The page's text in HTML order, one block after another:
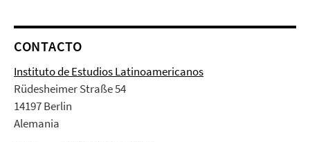
CONTACTO
Instituto de Estudios Latinoamericanos
Rüdesheimer Straße 54
14197 Berlin
Alemania